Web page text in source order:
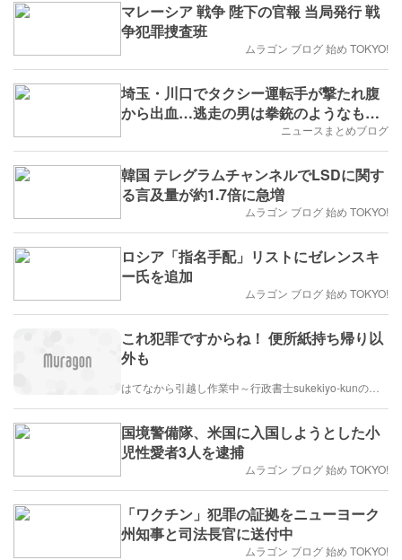
マレーシア 戦争 陛下の官報 当局発行 戦
争犯罪捜査班
ムラゴン ブログ 始め TOKYO!
埼玉・川口でタクシー運転手が撃たれ腹
から出血…逃走の男は拳銃のようなもの
ニュースまとめブログ
韓国 テレグラムチャンネルでLSDに関す
る言及量が約1.7倍に急増
ムラゴン ブログ 始め TOKYO!
ロシア「指名手配」リストにゼレンスキ
ー氏を追加
ムラゴン ブログ 始め TOKYO!
これ犯罪ですからね！ 便所紙持ち帰り以
外も
国境警備隊、米国に入国しようとした小
児性愛者3人を逮捕
ムラゴン ブログ 始め TOKYO!
「ワクチン」犯罪の証拠をニューヨーク
州知事と司法長官に送付中
ムラゴン ブログ 始め TOKYO!